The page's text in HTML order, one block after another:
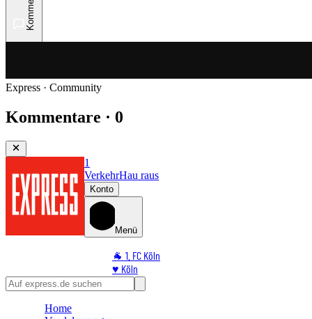
Express · Community
Kommentare · 0
1
VerkehrHau raus
Konto
Menü
🐐 1. FC Köln
♥️ Köln
⭐ Promi
Home